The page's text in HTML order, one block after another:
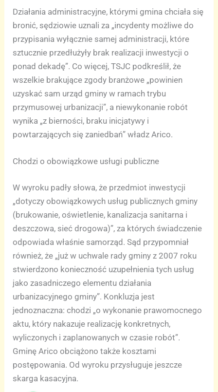
Działania administracyjne, którymi gmina chciała się
bronić, sędziowie uznali za „incydenty możliwe do
przypisania wyłącznie samej administracji, które
sztucznie przedłużyły brak realizacji inwestycji o
ponad dekadę”. Co więcej, TSJC podkreślił, że
wszelkie brakujące zgody branżowe „powinien
uzyskać sam urząd gminy w ramach trybu
przymusowej urbanizacji”, a niewykonanie robót
wynika „z bierności, braku inicjatywy i
powtarzających się zaniedbań” władz Arico.
Chodzi o obowiązkowe usługi publiczne
W wyroku padły słowa, że przedmiot inwestycji
„dotyczy obowiązkowych usług publicznych gminy
(brukowanie, oświetlenie, kanalizacja sanitarna i
deszczowa, sieć drogowa)”, za których świadczenie
odpowiada właśnie samorząd. Sąd przypomniał
również, że „już w uchwale rady gminy z 2007 roku
stwierdzono konieczność uzupełnienia tych usług
jako zasadniczego elementu działania
urbanizacyjnego gminy”. Konkluzja jest
jednoznaczna: chodzi „o wykonanie prawomocnego
aktu, który nakazuje realizację konkretnych,
wyliczonych i zaplanowanych w czasie robót”.
Gminę Arico obciążono także kosztami
postępowania. Od wyroku przysługuje jeszcze
skarga kasacyjna.